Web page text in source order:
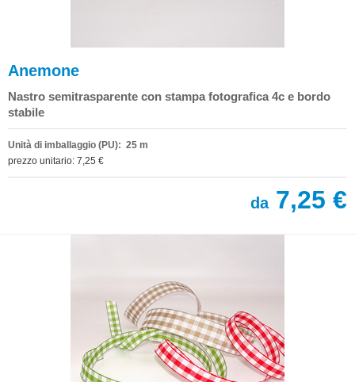
Anemone
Nastro semitrasparente con stampa fotografica 4c e bordo
stabile
Unità di imballaggio (PU): 25 m
prezzo unitario: 7,25 €
da7,25 €